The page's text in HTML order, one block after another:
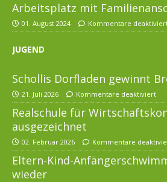
Arbeitsplatz mit
01. August 2024 Kommentare
JUGEND
Schollis Dorfladen gewinnt
21. Juli 2026 Kommentare deaktiviert
Realschule für
ausgezeichnet
02. Februar 2026 Kommentare
Eltern-Kind-
wieder